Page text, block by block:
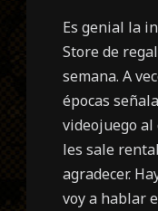
Es genial la
Store de
semana. A
épocas
videojuego al
les sale
agradecer.
voy a hablar